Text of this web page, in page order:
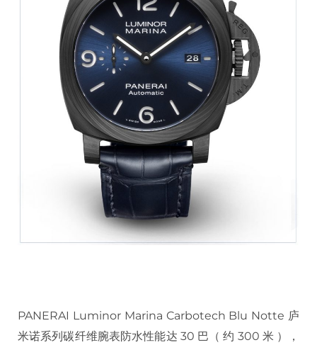
PANERAI Luminor Marina Carbotech Blu Notte 庐
米诺系列碳纤维腕表防水性能达 30 巴（ 约 300 米 ），